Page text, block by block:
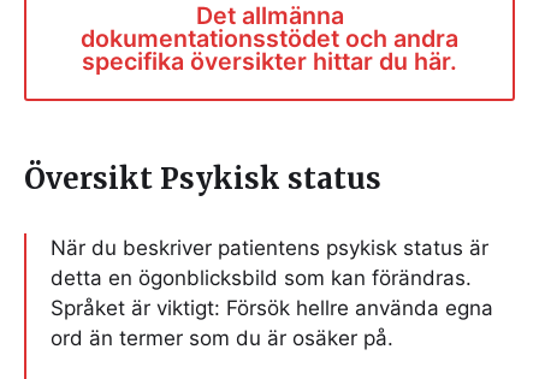
Det allmänna
dokumentationsstödet och andra
specifika översikter hittar du här.
Översikt Psykisk status
När du beskriver patientens psykisk status är
detta en ögonblicksbild som kan förändras.
Språket är viktigt: Försök hellre använda egna
ord än termer som du är osäker på.